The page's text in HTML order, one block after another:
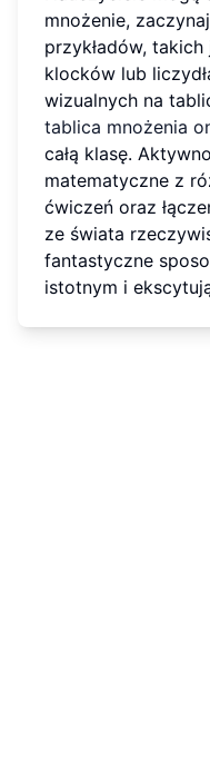
mnożenie,
przykładów,
klocków lub
wizualnych na
tablica mnożenia
całą klasę.
matematyczne z
ćwiczeń oraz
ze świata
fantastyczne
istotnym i